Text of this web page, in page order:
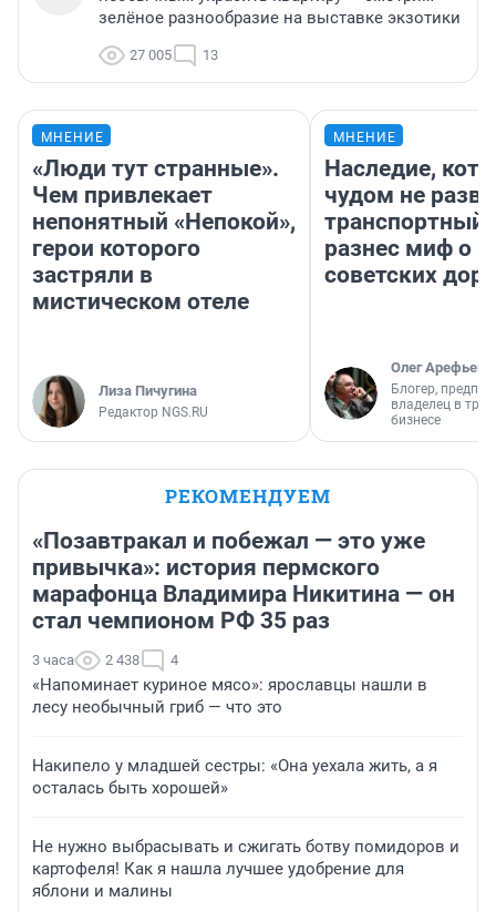
зелёное разнообразие на выставке экзотики
27 005 13
МНЕНИЕ
«Люди тут странные».
Чем привлекает
непонятный «Непокой»,
герои которого
застряли в
мистическом отеле
Лиза Пичугина
Редактор NGS.RU
МНЕНИЕ
Наследие,
чудом не
транспортный
разнес миф о
советских
Олег Арефьев
Блогер,
владелец в
бизнесе
РЕКОМЕНДУЕМ
«Позавтракал и побежал — это уже
привычка»: история пермского
марафонца Владимира Никитина — он
стал чемпионом РФ 35 раз
3 часа 2 438 4
«Напоминает куриное мясо»: ярославцы нашли в
лесу необычный гриб — что это
Накипело у младшей сестры: «Она уехала жить, а я
осталась быть хорошей»
Не нужно выбрасывать и сжигать ботву помидоров и
картофеля! Как я нашла лучшее удобрение для
яблони и малины